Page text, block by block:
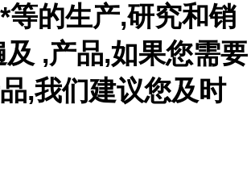
等的生产,研究和销
,产品,如果您需要
,我们建议您及时